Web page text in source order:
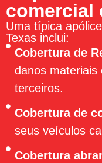
comercial
Uma típica
Texas inclui:
Cobertura de
danos materiais
terceiros.
Cobertura de
seus veículos
Cobertura